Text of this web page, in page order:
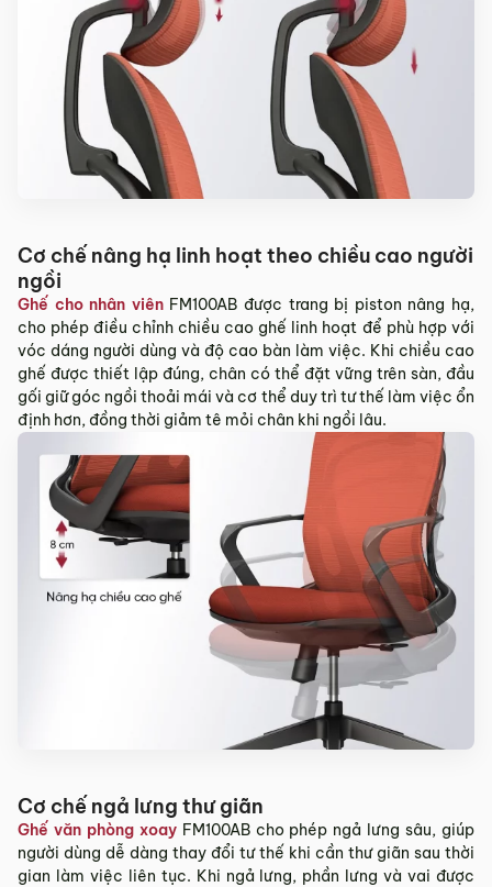
Cơ chế nâng hạ linh hoạt theo chiều cao người
ngồi
Ghế cho nhân viênFM100AB được trang bị piston nâng hạ,
cho phép điều chỉnh chiều cao ghế linh hoạt để phù hợp với
vóc dáng người dùng và độ cao bàn làm việc. Khi chiều cao
ghế được thiết lập đúng, chân có thể đặt vững trên sàn, đầu
gối giữ góc ngồi thoải mái và cơ thể duy trì tư thế làm việc ổn
định hơn, đồng thời giảm tê mỏi chân khi ngồi lâu.
Cơ chế ngả lưng thư giãn
Ghế văn phòng xoayFM100AB cho phép ngả lưng sâu, giúp
người dùng dễ dàng thay đổi tư thế khi cần thư giãn sau thời
gian làm việc liên tục. Khi ngả lưng, phần lưng và vai được